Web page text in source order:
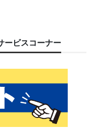
ービスコーナー